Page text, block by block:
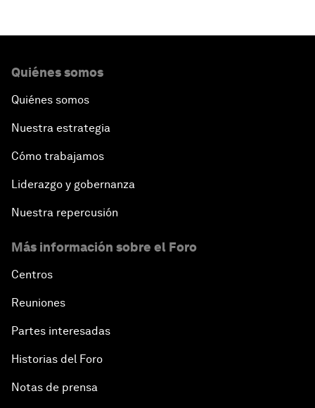
Quiénes somos
Quiénes somos
Nuestra estrategia
Cómo trabajamos
Liderazgo y gobernanza
Nuestra repercusión
Más información sobre el Foro
Centros
Reuniones
Partes interesadas
Historias del Foro
Notas de prensa